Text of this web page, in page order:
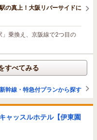
の真上！大阪リバーサイドに
乗換え、京阪線で2つ目の
すべてみる
幹線・特急付プランから探す
ャッスルホテル【伊東園